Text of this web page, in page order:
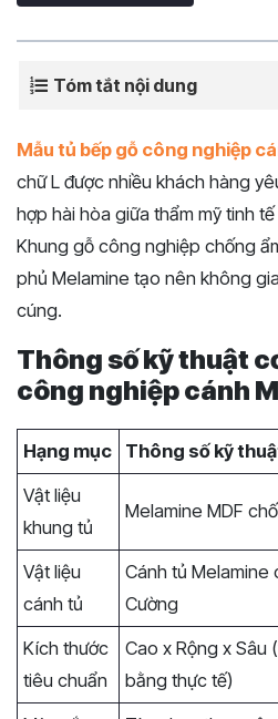
Tóm tắt nội dung
Mẫu tủ bếp gỗ công nghiệp
chữ L được nhiều khách hàng
hợp hài hòa giữa thẩm mỹ tinh
Khung gỗ công nghiệp chống
phủ Melamine tạo nên không
cúng.
Thông số kỹ thuật
công nghiệp cánh
Hạng mục
Thông số kỹ
Vật liệu
khung tủ
Melamine MDF
Vật liệu
cánh tủ
Cánh tủ Melamine
Cường
Kích thước
tiêu chuẩn
Cao x Rộng x Sâu
bằng thực tế)